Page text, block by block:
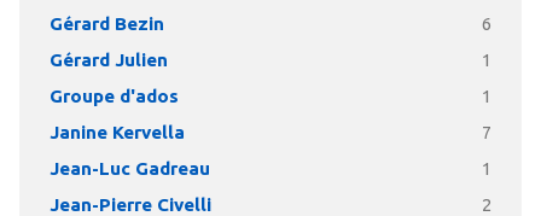
Gérard Bezin 6
Gérard Julien 1
Groupe d'ados 1
Janine Kervella 7
Jean-Luc Gadreau 1
Jean-Pierre Civelli 2